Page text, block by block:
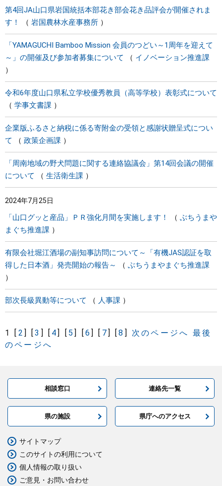
第4回JA山口県岩国統括本部花き部会花き品評会が開催されま
す！
岩国農林水産事務所
「YAMAGUCHI Bamboo Mission 会員のつどい～1周年を迎えて
～」の開催及び参加者募集について
イノベーション推進課
令和6年度山口県私立学校優秀教員（高等学校）表彰式について
学事文書課
企業版ふるさと納税に係る寄附金の受領と感謝状贈呈式につい
て
政策企画課
「周南地域の野犬問題に関する連絡協議会」第14回会議の開催
について
生活衛生課
2024年7月25日
「山口グッと産品」ＰＲ強化月間を実施します！
ぶちうまや
まぐち推進課
有限会社堀江酒場の副知事訪問について～「有機JAS認証を取
得した日本酒」発売開始の報告～
ぶちうまやまぐち推進課
部次長級異動等について 人事課
1 [ 2 ] [3 ] [ 4] [ 5] [6] [ 7] [8 ] 次のページへ 最後
のページへ
相談窓口 連絡先一覧
県の施設 県庁へのアクセス
サイトマップ
このサイトの利用について
個人情報の取り扱い
ご意見・お問い合わせ